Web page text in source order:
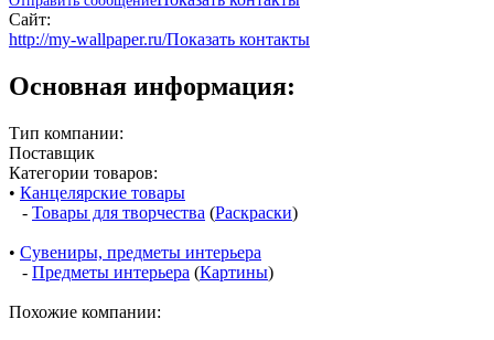
Сайт:
http://my-wallpaper.ru/Показать контакты
Основная информация:
Тип компании:
Поставщик
Категории товаров:
• Канцелярские товары
- Товары для творчества (Раскраски)
• Сувениры, предметы интерьера
- Предметы интерьера (Картины)
Похожие компании: